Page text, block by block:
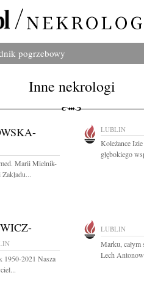
pogrzebowy
Inne nekrologi
Marii Mielnik-
LUBLIN
Koleżance
głębokiego
1950-2021 Nasza
LUBLIN
Marku, całym
Lech